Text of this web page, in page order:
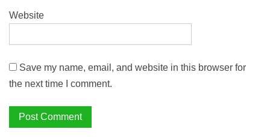
Website
Save my name, email, and website in this browser for
the next time I comment.